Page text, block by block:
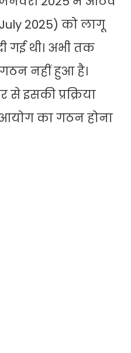
2025) को लागू
गई थी। अभी तक
नहीं हुआ है।
इसकी प्रक्रिया
का गठन होना